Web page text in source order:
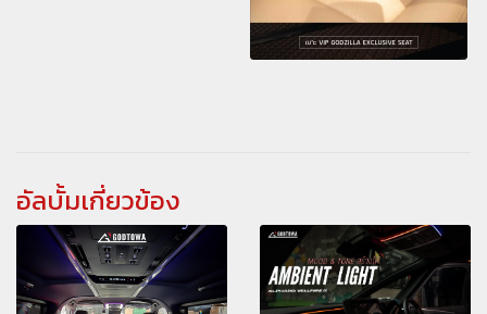
อัลบั้มเกี่ยวข้อง